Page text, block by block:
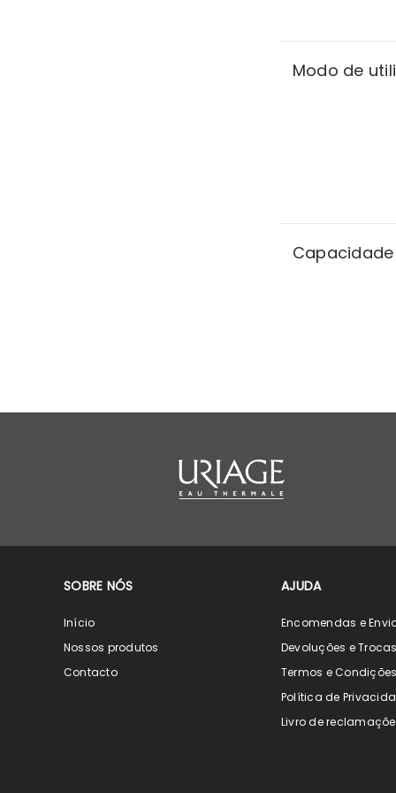
Modo de
Capacidade
SOBRE NÓS
Início
Nossos produtos
Contacto
AJUDA
Encomendas e
Devoluções e Trocas
Termos e Condições
Política de
Livro de